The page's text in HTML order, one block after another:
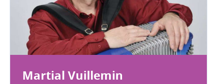
Martial Vuillemin